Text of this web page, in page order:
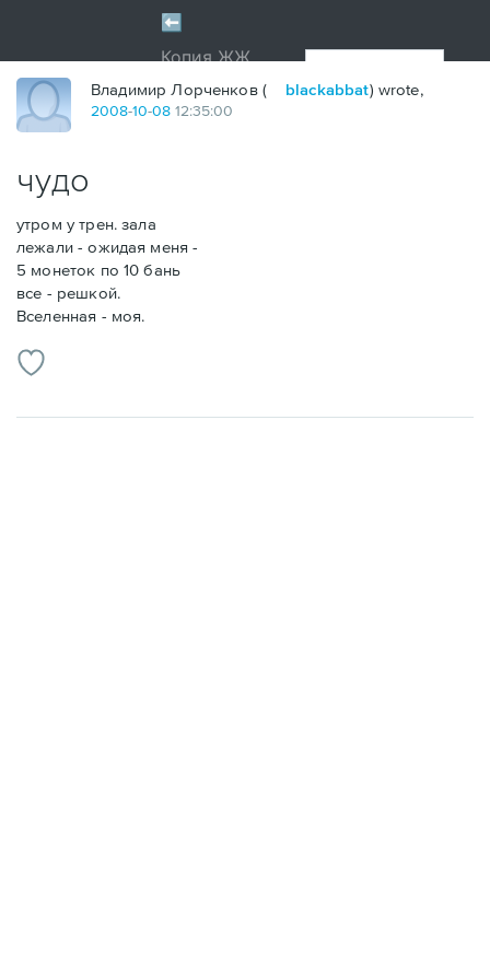
Владимир Лорченков ( blackabbat) wrote,
2008-10-08 12:35:00
чудо
утром у трен. зала
лежали - ожидая меня -
5 монеток по 10 бань
все - решкой.
Вселенная - моя.